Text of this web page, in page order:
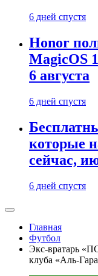
6 дней спустя
Honor
MagicOS
6 августа
6 дней спустя
которые
сейчас,
6 дней спустя
Главная
Футбол
Экс-вратарь
клуба «Аль-